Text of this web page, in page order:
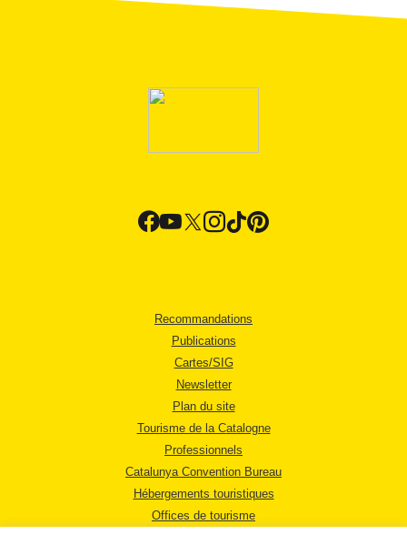
Recommandations
Publications
Cartes/SIG
Newsletter
Plan du site
Tourisme de la Catalogne
Professionnels
Catalunya Convention Bureau
Hébergements touristiques
Offices de tourisme